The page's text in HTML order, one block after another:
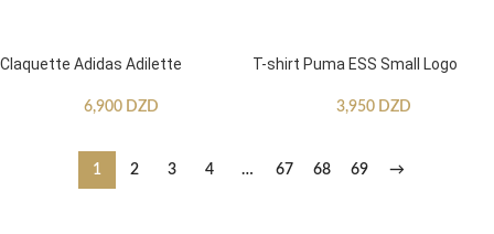
Claquette Adidas Adilette
6,900 DZD
T-shirt Puma ESS Small Logo
3,950 DZD
1 2 3 4 … 67 68 69 →